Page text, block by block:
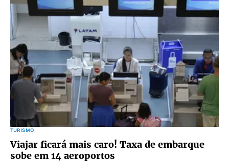
TURISMO
Viajar ficará mais caro! Taxa de embarque
sobe em 14 aeroportos